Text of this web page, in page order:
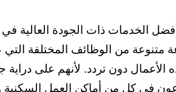
الخدمات ذات الجودة العالية
متنوعة من الوظائف المختلفة
الأعمال دون تردد. لأنهم على